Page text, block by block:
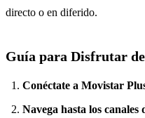
directo o en diferido.
Guía para Disfrutar
Conéctate a Movistar
Navega hasta los